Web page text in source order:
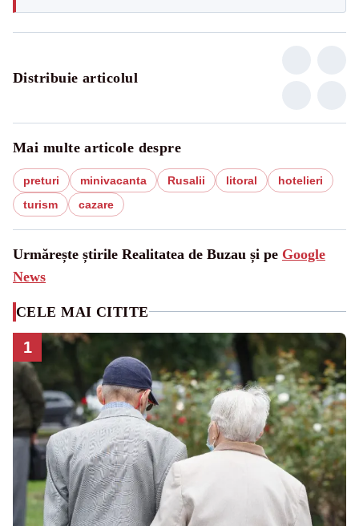
Distribuie articolul
Mai multe articole despre
preturi minivacanta Rusalii litoral
hotelieri
turism
cazare
Urmărește știrile Realitatea de Buzau și pe Google
News
CELE MAI CITITE
1